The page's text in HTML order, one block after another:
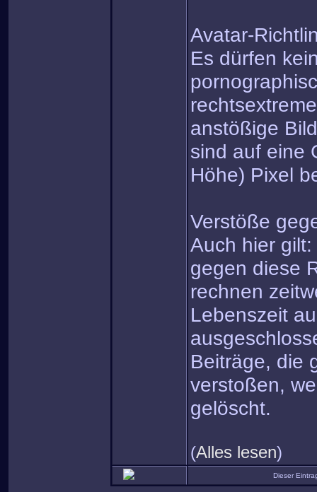
Avatar-
Es dürfen
anstößige
sind auf eine
Höhe) Pixel
Verstöße
Auch hier
gegen diese
rechnen
Lebenszeit
Beiträge, die
verstoßen,
gelöscht.
(Alles lesen)
Dieser